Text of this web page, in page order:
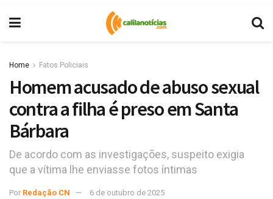
Home Fatos Policiais
Homem acusado de abuso sexual
contra a filha é preso em Santa
Bárbara
De acordo com as investigações, suspeito exigia
que a vítima lhe enviasse fotos íntimas
Por Redação CN 6 de outubro de 2025